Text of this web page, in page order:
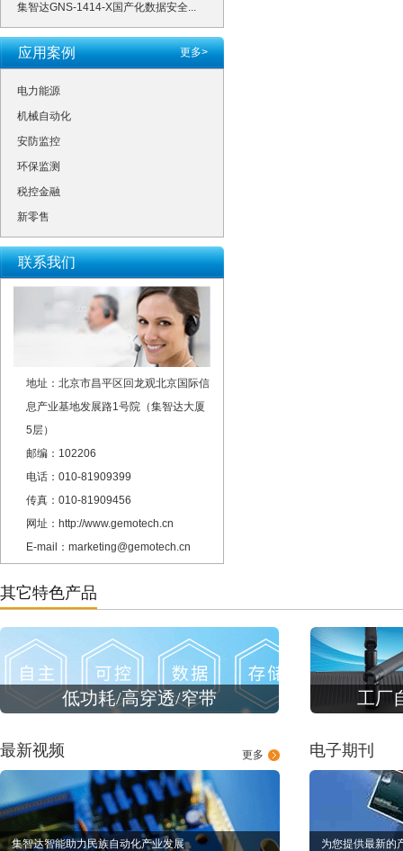
集智达GNS-1414-X国产化数据安全...
更多>
应用案例
电力能源
机械自动化
安防监控
环保监测
税控金融
新零售
联系我们
地址：北京市昌平区回龙观北京国际信
息产业基地发展路1号院（集智达大厦
5层）
邮编：102206
电话：010-81909399
传真：010-81909456
网址：http://www.gemotech.cn
E-mail：marketing@gemotech.cn
其它特色产品
低功耗/高穿透/窄带 工厂
更多
最新视频
集智达智能助力民族自动化产业发展
电子期刊
为您提供最新的